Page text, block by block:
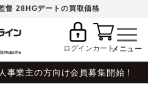
督 28HGデートの買取価格
ログインカート
事業主の方向け会員募集開始！